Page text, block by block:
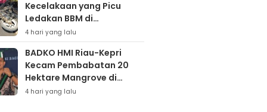
Kecelakaan yang Picu
Ledakan BBM di
Pamekasan
4 hari yang lalu
BADKO HMI Riau-Kepri
Kecam Pembabatan 20
Hektare Mangrove di
Bengkalis
4 hari yang lalu